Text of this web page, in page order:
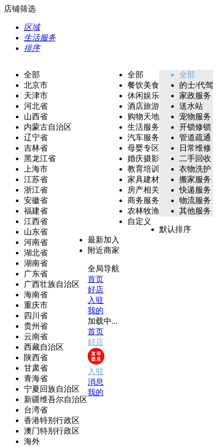
店铺筛选
区域
生活服务
排序
全部
北京市
天津市
河北省
山西省
内蒙古自治区
辽宁省
吉林省
黑龙江省
上海市
江苏省
浙江省
安徽省
福建省
江西省
山东省
河南省
湖北省
湖南省
广东省
广西壮族自治区
海南省
重庆市
四川省
贵州省
云南省
西藏自治区
陕西省
甘肃省
青海省
宁夏回族自治区
新疆维吾尔自治区
台湾省
香港特别行政区
澳门特别行政区
海外
全部
餐饮美食
休闲娱乐
酒店旅游
购物天地
生活服务
汽车服务
母婴专区
婚庆摄影
教育培训
家具建材
房产相关
商务服务
农林牧渔
自定义
全部
的士/代驾
家政服务
送水站
宠物服务
开锁修锁
管道疏通
日常维修
二手回收
衣物洗护
搬家服务
快递服务
物流服务
其他服务
默认排序
最新加入
附近商家
全局导航
首页
好店
入驻
我的
加载中...
首页
好店
入驻
消息
我的